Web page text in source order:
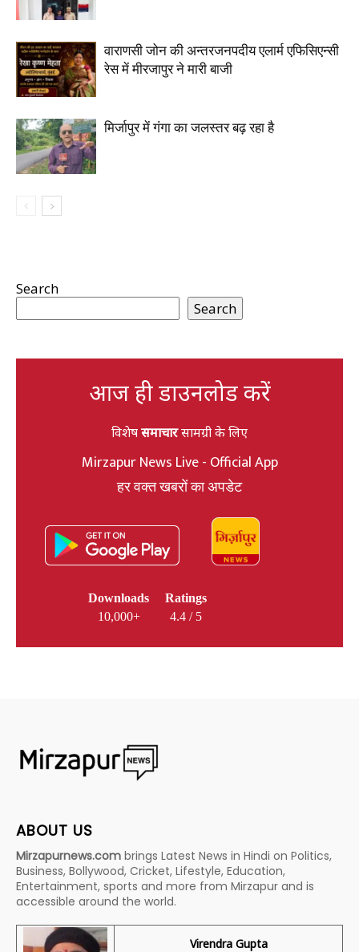
वाराणसी जोन की अन्तरजनपदीय एलार्म एफिसिएन्सी
रेस में मीरजापुर ने मारी बाजी
मिर्जापुर में गंगा का जलस्तर बढ़ रहा है
Search
Search
आज ही डाउनलोड करें
विशेषसमाचारसामग्री के लिए
Mirzapur News Live - Official App
हर वक्त खबरों का अपडेट
Downloads
10,000+
Ratings
4.4 / 5
ABOUT US
Mirzapurnews.com brings Latest News in Hindi on Politics,
Business, Bollywood, Cricket, Lifestyle, Education,
Entertainment, sports and more from Mirzapur and is
accessible around the world.
Virendra Gupta